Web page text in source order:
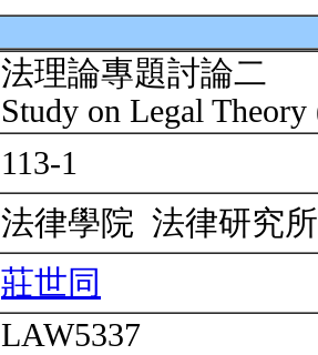
法理論專題討論二
Study on Legal
113-1
法律學院 法律研究
莊世同
LAW5337